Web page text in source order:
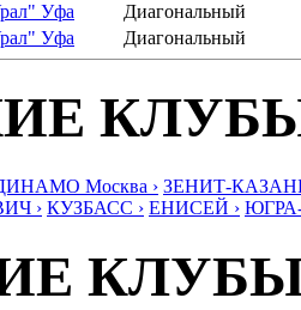
Уфа
Диагональный
Уфа Диагональный
Москва › ЗЕНИТ-
› КУЗБАСС › ЕНИСЕЙ ›